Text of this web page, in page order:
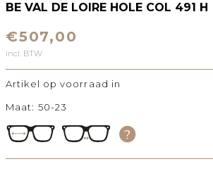
BE VAL DE LOIRE HOLE COL 491 H
€507,00
incl. BTW
Artikel op voorraad in
Maat: 50-23